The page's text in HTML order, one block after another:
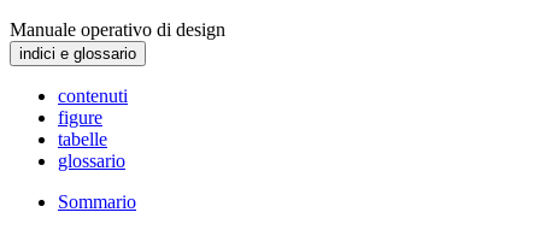
Manuale operativo di design
indici e glossario
contenuti
figure
tabelle
glossario
Sommario